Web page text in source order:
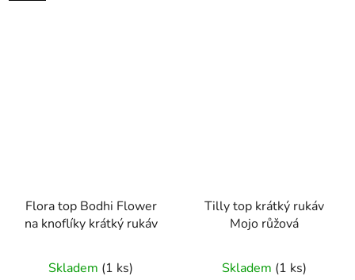
Flora top Bodhi Flower
na knoflíky krátký rukáv
Skladem (1 ks)
Tilly top krátký rukáv
Mojo růžová
Skladem (1 ks)